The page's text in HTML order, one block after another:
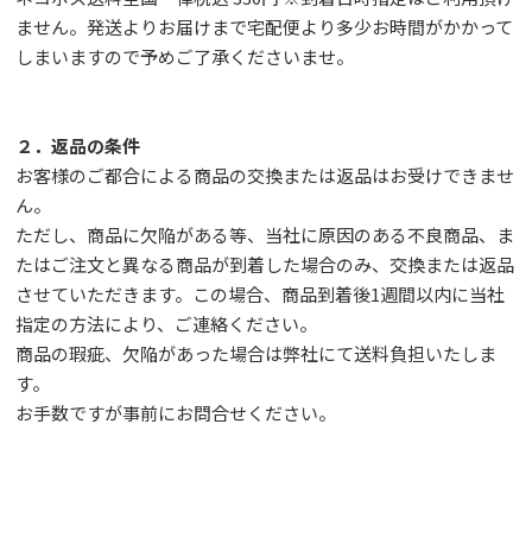
ません。発送よりお届けまで宅配便より多少お時間がかかって
しまいますので予めご了承くださいませ。
２．返品の条件
お客様のご都合による商品の交換または返品はお受けできませ
ん。
ただし、 商品に欠陥がある等、当社に原因のある不良商品、ま
たはご注文と異なる商品が到着した場合のみ、交換または返品
させていただきます。この場合、商品到着後1週間以内に当社
指定の方法により、ご連絡ください。
商品の瑕疵、欠陥があった場合は弊社にて送料負担いたしま
す。
お手数ですが事前にお問合せください。